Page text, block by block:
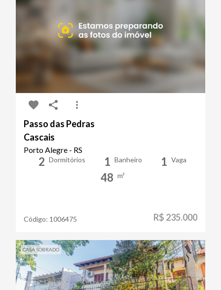
Passo das Pedras
Cascais
Porto Alegre - RS
2 Dormitórios 1 Banheiro 1 Vaga
48 m²
Código: 1006475 R$ 235.000
CASA SOBRADO